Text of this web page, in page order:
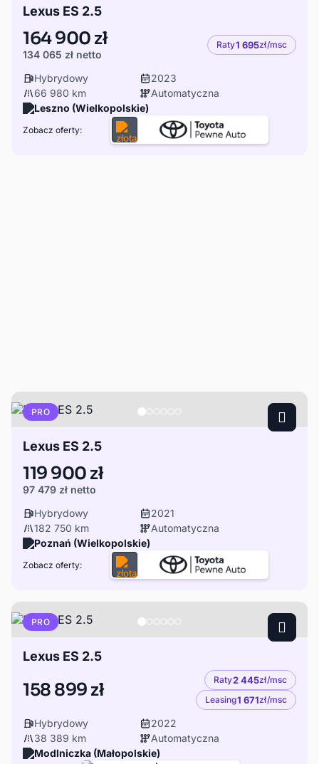
Lexus ES 2.5
164 900 zł
134 065 zł netto
Raty1 695zł/msc
Hybrydowy
2023
66 980 km
Automatyczna
Leszno (Wielkopolskie)
Zobacz oferty:
PRO
Lexus ES 2.5
119 900 zł
97 479 zł netto
Hybrydowy
2021
182 750 km
Automatyczna
Poznań (Wielkopolskie)
Zobacz oferty:
PRO
Lexus ES 2.5
158 899 zł Raty2 445zł/msc
Leasing1 671zł/msc
Hybrydowy
2022
38 389 km
Automatyczna
Modlniczka (Małopolskie)